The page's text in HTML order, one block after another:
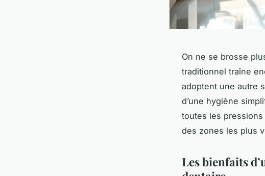
On ne se brosse
traditionnel traîne
adoptent une autre
d’une hygiène
toutes les
des zones les plus
Les bienfaits